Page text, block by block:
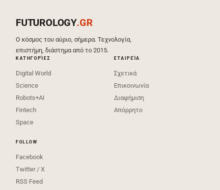
FUTUROLOGY.GR
Ο κόσμος του αύριο, σήμερα. Τεχνολογία,
επιστήμη, διάστημα από το 2015.
ΚΑΤΗΓΟΡΊΕΣ
Digital World
Science
Robots+AI
Fintech
Space
ΕΤΑΙΡΕΊΑ
Σχετικά
Επικοινωνία
Διαφήμιση
Απόρρητο
FOLLOW
Facebook
Twitter / X
RSS Feed